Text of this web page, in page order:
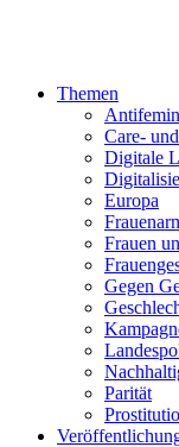
Themen
Care-
Digitale
Europa
Frauen
Gegen
Parität